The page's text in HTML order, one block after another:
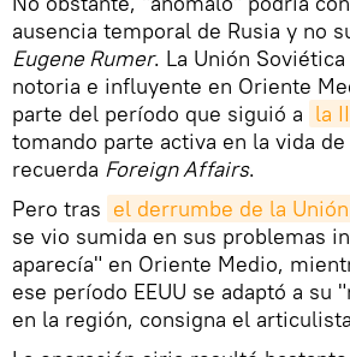
ausencia temporal de Rusia y no
Eugene Rumer. La Unión
notoria e influyente en Oriente
parte del período que siguió a la
tomando parte activa en la vida
recuerda Foreign Affairs.
Pero tras el derrumbe de la
se vio sumida en sus problemas
aparecía" en Oriente Medio,
ese período EEUU se adaptó a su
en la región, consigna el